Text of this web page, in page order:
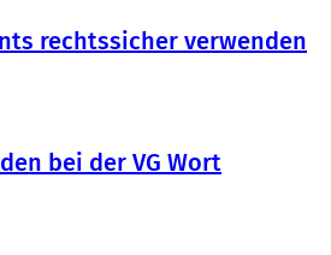
rechtssicher verwenden
bei der VG Wort